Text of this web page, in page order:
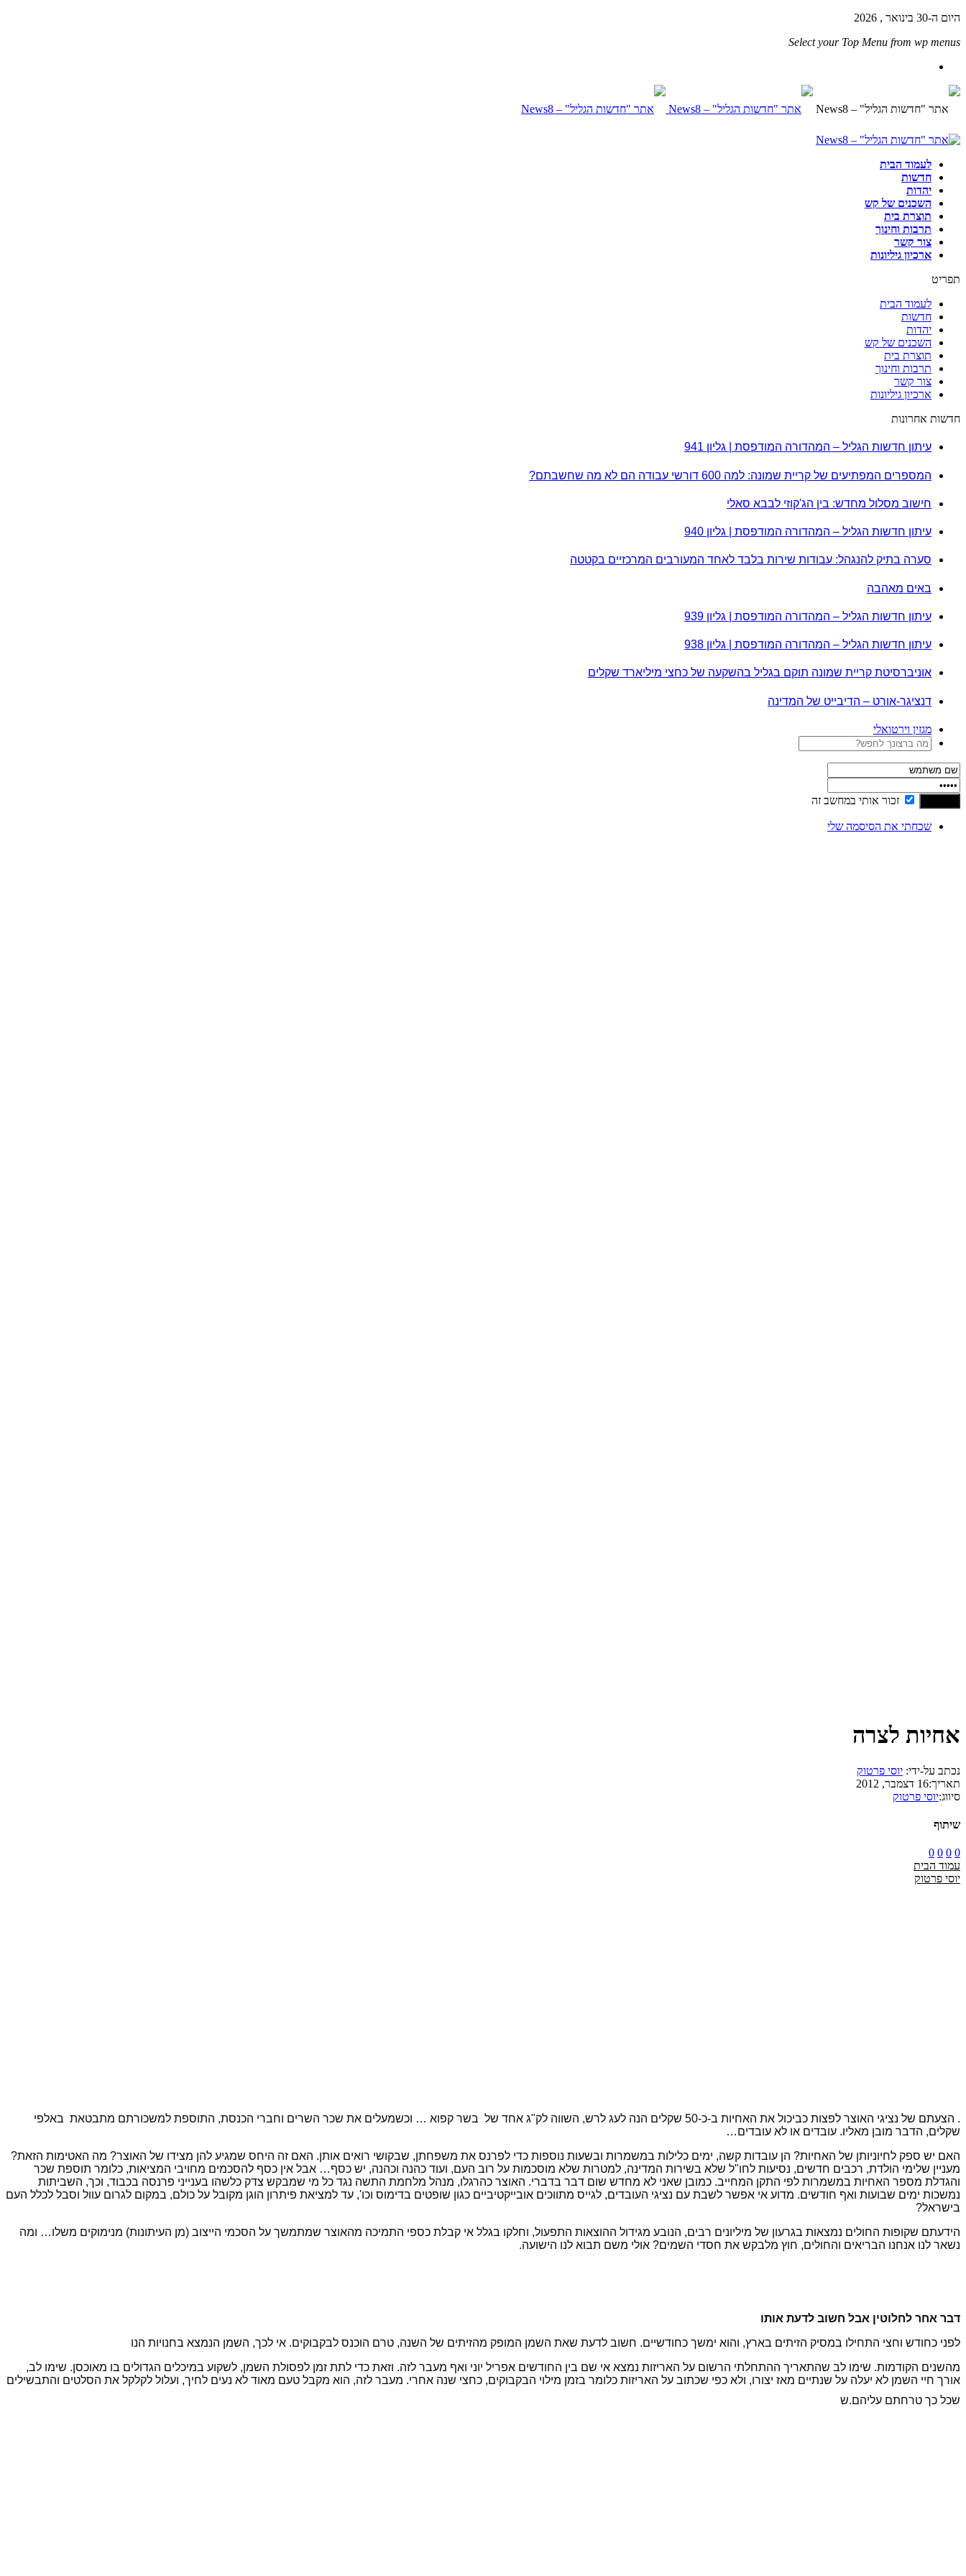
היום ה-30 בינואר , 2026
Select your Top Menu from wp menus
לעמוד הבית
חדשות
יהדות
השכנים של קש
תוצרת בית
תרבות וחינוך
צור קשר
ארכיון גיליונות
תפריט
לעמוד הבית
חדשות
יהדות
השכנים של קש
תוצרת בית
תרבות וחינוך
צור קשר
ארכיון גיליונות
חדשות אחרונות
עיתון חדשות הגליל – המהדורה המודפסת | גליון 941
המספרים המפתיעים של קריית שמונה: למה 600 דורשי עבודה הם לא מה שחשבתם?
חישוב מסלול מחדש: בין הג'קוזי לבבא סאלי
עיתון חדשות הגליל – המהדורה המודפסת | גליון 940
סערה בתיק להנגהל: עבודות שירות בלבד לאחד המעורבים המרכזיים בקטטה
באים מאהבה
עיתון חדשות הגליל – המהדורה המודפסת | גליון 939
עיתון חדשות הגליל – המהדורה המודפסת | גליון 938
אוניברסיטת קריית שמונה תוקם בגליל בהשקעה של כחצי מיליארד שקלים
דנציגר-אורט – הדיבייט של המדינה
מגזין וירטואלי
זכור אותי במחשב זה
שכחתי את הסיסמה שלי
אחיות לצרה
נכתב על-ידי: יוסי פרטוק
תאריך:16 דצמבר, 2012
סיווג:יוסי פרטוק
שיתוף
0
0
0
0
עמוד הבית
יוסי פרטוק
. הצעתם של נציגי האוצר לפצות כביכול את האחיות ב-כ-50 שקלים הנה לעג לרש, השווה לק"ג אחד של בשר קפוא … וכשמעלים את שכר השרים וחברי הכנסת, התוספת למשכורתם מתבטאת באלפי
שקלים, הדבר מובן מאליו. עובדים או לא עובדים…
האם יש ספק לחיוניותן של האחיות? הן עובדות קשה, ימים כלילות במשמרות ובשעות נוספות כדי לפרנס את משפחתן, שבקושי רואים אותן. האם זה היחס שמגיע להן מצידו של האוצר? מה האטימות הזאת?
מעניין שלימי הולדת, רכבים חדשים, נסיעות לחו"ל שלא בשירות המדינה, למטרות שלא מוסכמות על רוב העם, ועוד כהנה וכהנה, יש כסף… אבל אין כסף להסכמים מחויבי המציאות, כלומר תוספת שכר
והגדלת מספר האחיות במשמרות לפי התקן המחייב. כמובן שאני לא מחדש שום דבר בדברי. האוצר כהרגלו, מנהל מלחמת התשה נגד כל מי שמבקש צדק כלשהו בענייני פרנסה בכבוד, וכך, השביתות
נמשכות ימים שבועות ואף חודשים. מדוע אי אפשר לשבת עם נציגי העובדים, לגייס מתווכים אובייקטיביים כגון שופטים בדימוס וכו', עד למציאת פיתרון הוגן מקובל על כולם, במקום לגרום עוול וסבל לכלל העם
בישראל?
הידעתם שקופות החולים נמצאות בגרעון של מיליונים רבים, הנובע מגידול ההוצאות התפעול, וחלקו בגלל אי קבלת כספי התמיכה מהאוצר שמתמשך על הסכמי הייצוב (מן העיתונות) מנימוקים משלו… ומה
נשאר לנו אנחנו הבריאים והחולים, חוץ מלבקש את חסדי השמים? אולי משם תבוא לנו הישועה.
דבר אחר לחלוטין אבל חשוב לדעת אותו
לפני כחודש וחצי התחילו במסיק הזיתים בארץ, והוא ימשך כחודשיים. חשוב לדעת שאת השמן המופק מהזיתים של השנה, טרם הוכנס לבקבוקים. אי לכך, השמן הנמצא בחנויות הנו
מהשנים הקודמות. שימו לב שהתאריך ההתחלתי הרשום על האריזות נמצא אי שם בין החודשים אפריל יוני ואף מעבר לזה. וזאת כדי לתת זמן לפסולת השמן, לשקוע במיכלים הגדולים בו מאוכסן. שימו לב,
אורך חיי השמן לא יעלה על שנתיים מאז יצורו, ולא כפי שכתוב על האריזות כלומר בזמן מילוי הבקבוקים, כחצי שנה אחרי. מעבר לזה, הוא מקבל טעם מאוד לא נעים לחיך, ועלול לקלקל את הסלטים והתבשילים
שכל כך טרחתם עליהם.ש